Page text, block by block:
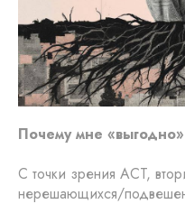
Почему мне
С точки зрения ACT,
нерешающихся/